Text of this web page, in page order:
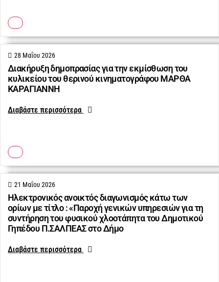
Διακήρυξη δημοπρασίας για την εκμίσθωση του
κυλικείου του θερινού κινηματογράφου ΜΑΡΘΑ
ΚΑΡΑΓΙΑΝΝΗ
28 Μαΐου 2026
Διαβάστε περισσότερα
Ηλεκτρονικός ανοικτός διαγωνισμός κάτω των
ορίων με τίτλο : «Παροχή γενικών υπηρεσιών για τη
συντήρηση του φυσικού χλοοτάπητα του Δημοτικού
Γηπέδου Π.ΣΑΛΠΕΑΣ στο Δήμο
21 Μαΐου 2026
Διαβάστε περισσότερα